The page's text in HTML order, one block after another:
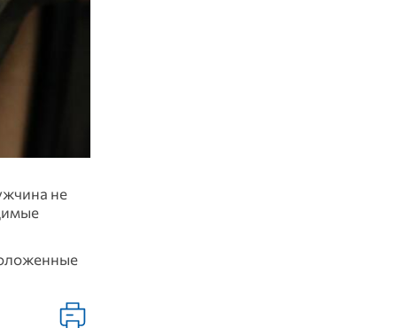
не